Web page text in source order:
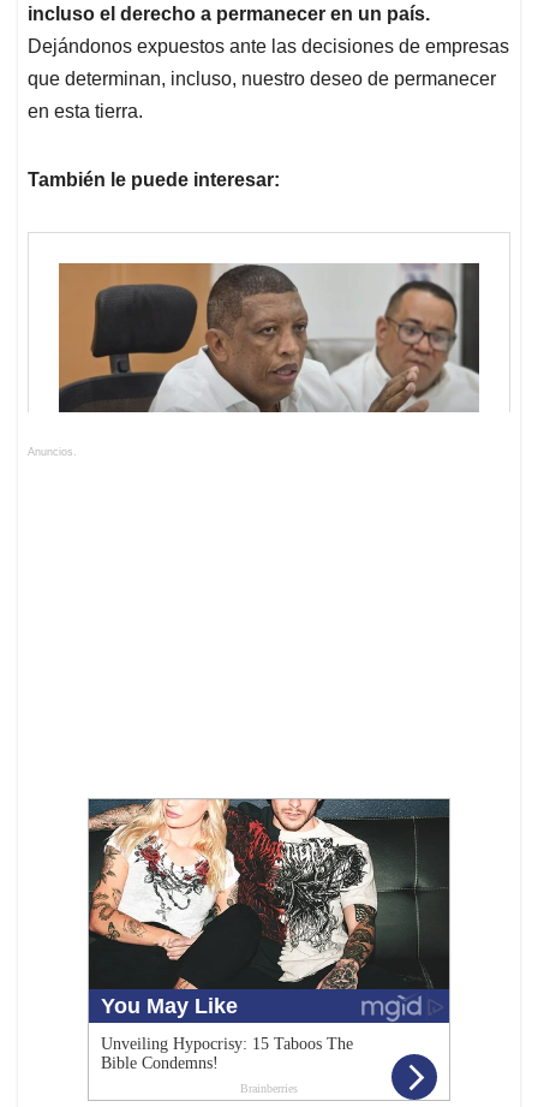
incluso el derecho a permanecer en un país.
Dejándonos expuestos ante las decisiones de empresas
que determinan, incluso, nuestro deseo de permanecer
en esta tierra.
También le puede interesar:
Anuncios.